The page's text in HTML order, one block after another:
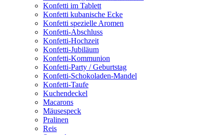
Konfetti im Tablett
Konfetti kubanische Ecke
Konfetti spezielle Aromen
Konfetti-Abschluss
Konfetti-Hochzeit
Konfetti-Jubiläum
Konfetti-Kommunion
Konfetti-Party / Geburtstag
Konfetti-Schokoladen-Mandel
Konfetti-Taufe
Kuchendeckel
Macarons
Mäusespeck
Pralinen
Reis